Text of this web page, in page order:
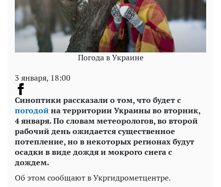
Погода в Украине
3 января, 18:00
Синоптики рассказали о том, что будет с
погодойна территории Украины во вторник,
4 января. По словам метеорологов, во второй
рабочий день ожидается существенное
потепление, но в некоторых регионах будут
осадки в виде дождя и мокрого снега с
дождем.
Об этом сообщают в Укргидрометцентре.